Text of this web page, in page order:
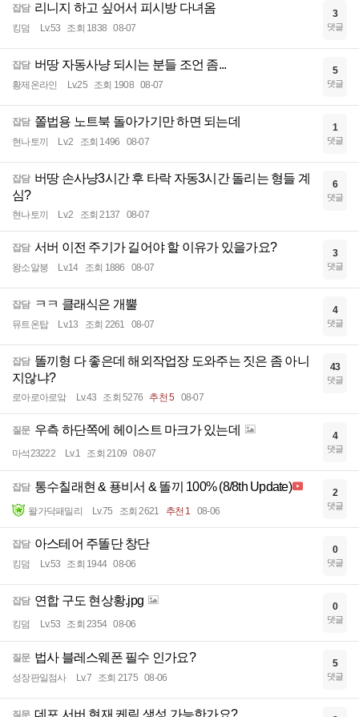
잡담 리니지 하고 싶어서 피시방 다녀옴
킹덤 Lv.53 조회 1838 08-07
3
댓글
잡담 버땅 자동사냥 되시는 분들 조언 좀...
황제온라인 Lv.25 조회 1908 08-07
5
댓글
잡담 쫄법용 노트북 돌아가기만 하면 되는데
현나토끼 Lv.2 조회 1496 08-07
1
댓글
잡담 버땅 손사냥3시간 후 타락 자동3시간 돌리는 형들 계
심?
현나토끼 Lv.2 조회 2137 08-07
6
댓글
잡담 서버 이전 주기가 길어야 할 이유가 있을가요?
왕소알붕 Lv.14 조회 1886 08-07
3
댓글
잡담 ㅋㅋ 클래식은 개뿔
뮤트온탑 Lv.13 조회 2261 08-07
4
댓글
잡담 똘끼형 다 좋은데 해외작업장 도와주는 짓은 좀 아니
지않냐?
로아로아로앜 Lv.43 조회 5276 추천 5 08-07
43
댓글
질문 우측 하단쪽에 헤이스트 마크가 있는데
마석23222 Lv.1 조회 2109 08-07
4
댓글
잡담 통수칠래현 & 푱비서 & 똘끼 100% (8/8th Update)
왈가닥패밀리 Lv.75 조회 2621 추천 1 08-06
2
댓글
잡담 아스테어 주똘단 창단
킹덤 Lv.53 조회 1944 08-06
0
댓글
잡담 연합 구도 현상황.jpg
킹덤 Lv.53 조회 2354 08-06
0
댓글
질문 법사 블레스웨폰 필수 인가요?
성장판일점사 Lv.7 조회 2175 08-06
5
댓글
질문 데포 서버 현재 케릭 생성 가능한가요?